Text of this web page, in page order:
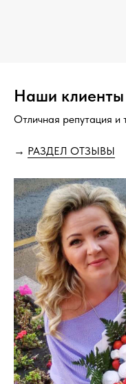
Наши клиенты
Отличная репутация и
→ РАЗДЕЛ ОТЗЫВЫ